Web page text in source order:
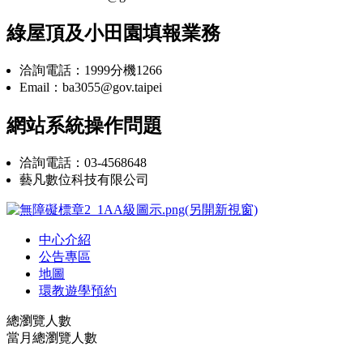
綠屋頂及小田園填報業務
洽詢電話：1999分機1266
Email：ba3055@gov.taipei
網站系統操作問題
洽詢電話：03-4568648
藝凡數位科技有限公司
中心介紹
公告專區
地圖
環教遊學預約
總瀏覽人數
當月總瀏覽人數